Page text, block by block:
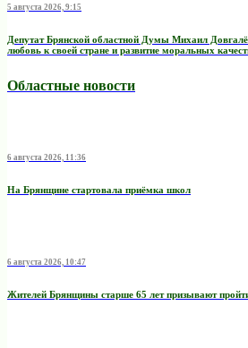
5 августа 2026, 9:15
Депутат Брянской областной Думы Михаил
любовь к своей стране и развитие моральных
Областные новости
6 августа 2026, 11:36
На Брянщине стартовала приёмка школ
6 августа 2026, 10:47
Жителей Брянщины старше 65 лет призывают